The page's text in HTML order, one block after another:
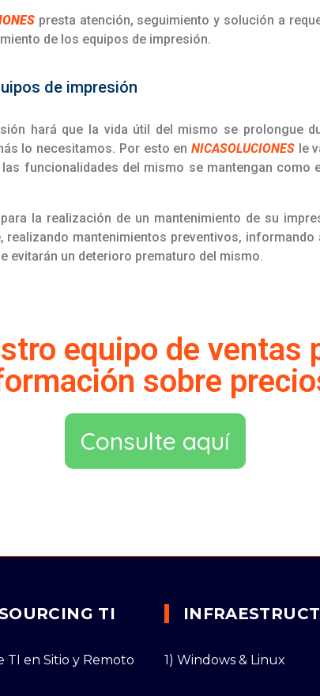
presta atención, seguimiento y solución a
de los equipos de impresión.
de impresión
hará que la vida útil del mismo se prolongue
lo necesitamos. Por esto en NICASOLUCIONESle
funcionalidades del mismo se mantengan como
la realización de un mantenimiento de su
mantenimientos preventivos,
evitarán un deterioro prematuro del mismo.
equipo de ventas
sobre
Consulte aquí
TI
TI en Sitio y Remoto 1) Windows & Linux